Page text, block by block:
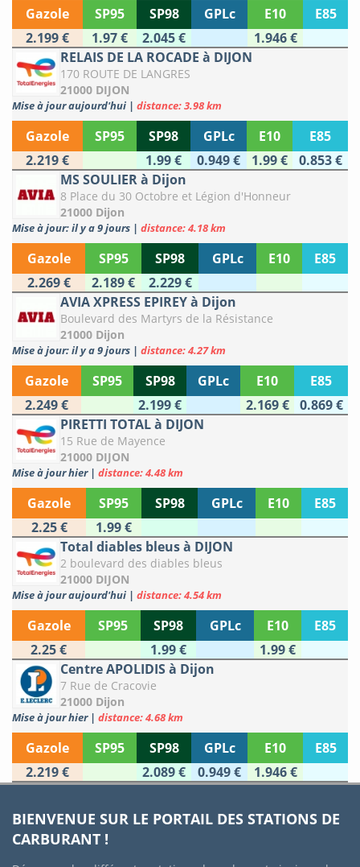
Gazole SP95 SP98 GPLc E10
E85
2.199 €
1.97 € 2.045 €
1.946 €
RELAIS DE LA ROCADE à DIJON
170 ROUTE DE LANGRES
21000 DIJON
Mise à jour aujourd'hui | distance: 3.98 km
Gazole SP95 SP98 GPLc E10
E85
2.219 €
1.99 € 0.949 € 1.99 €
0.853 €
MS SOULIER à Dijon
8 Place du 30 Octobre et Légion d'Honneur
21000 Dijon
Mise à jour: il y a 9 jours | distance: 4.18 km
Gazole SP95 SP98 GPLc E10
E85
2.269 €
2.189 €
2.229 €
AVIA XPRESS EPIREY à Dijon
Boulevard des Martyrs de la Résistance
21000 Dijon
Mise à jour: il y a 9 jours | distance: 4.27 km
Gazole SP95 SP98 GPLc E10
E85
2.249 €
2.199 € 2.169 €
0.869 €
PIRETTI TOTAL à DIJON
15 Rue de Mayence
21000 DIJON
Mise à jour hier | distance: 4.48 km
Gazole SP95 SP98 GPLc E10
E85
2.25 €
1.99 €
Total diables bleus à DIJON
2 boulevard des diables bleus
21000 DIJON
Mise à jour aujourd'hui | distance: 4.54 km
Gazole SP95 SP98 GPLc E10
E85
2.25 €
1.99 €
1.99 €
Centre APOLIDIS à Dijon
7 Rue de Cracovie
21000 Dijon
Mise à jour hier | distance: 4.68 km
Gazole SP95 SP98 GPLc E10
E85
2.219 €
2.089 € 0.949 € 1.946 €
BIENVENUE SUR LE PORTAIL DES STATIONS DE
CARBURANT !